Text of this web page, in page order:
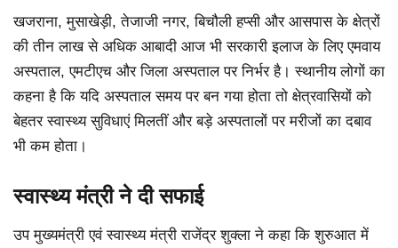
खजराना, मुसाखेड़ी, तेजाजी नगर, बिचौली हप्सी और आसपास के क्षेत्रों
की तीन लाख से अधिक आबादी आज भी सरकारी इलाज के लिए एमवाय
अस्पताल, एमटीएच और जिला अस्पताल पर निर्भर है। स्थानीय लोगों का
कहना है कि यदि अस्पताल समय पर बन गया होता तो क्षेत्रवासियों को
बेहतर स्वास्थ्य सुविधाएं मिलतीं और बड़े अस्पतालों पर मरीजों का दबाव
भी कम होता।
स्वास्थ्य मंत्री ने दी सफाई
उप मुख्यमंत्री एवं स्वास्थ्य मंत्री राजेंद्र शुक्ला ने कहा कि शुरुआत में